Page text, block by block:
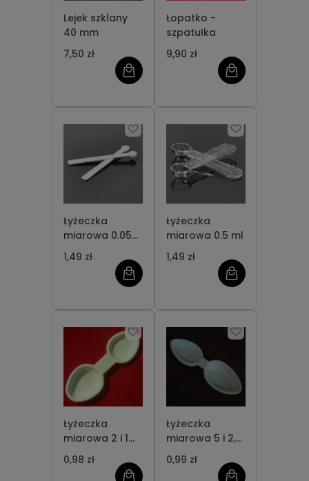
Lejek szklany
40 mm
7,50 zł
Łopatko -
szpatułka
9,90 zł
Łyżeczka
miarowa 0.05
ml
1,49 zł
Łyżeczka
miarowa 0.5 ml
1,49 zł
Łyżeczka
miarowa 2 i 1
ml
0,98 zł
Łyżeczka
miarowa 5 i 2,5
ml
0,99 zł